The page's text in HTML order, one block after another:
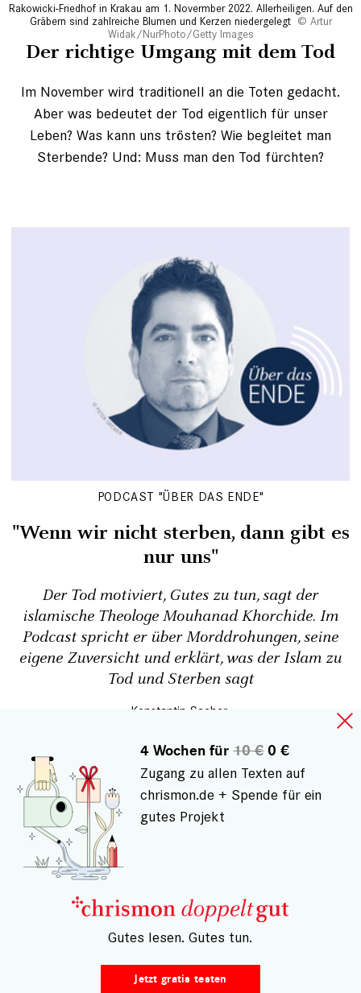
Rakowicki-Friedhof in Krakau am 1. Novermber 2022. Allerheiligen. Auf den
Gräbern sind zahlreiche Blumen und Kerzen niedergelegt
Artur
Widak/NurPhoto/Getty Images
Der richtige Umgang mit dem Tod
Im November wird traditionell an die Toten gedacht.
Aber was bedeutet der Tod eigentlich für unser
Leben? Was kann uns trösten? Wie begleitet man
Sterbende? Und: Muss man den Tod fürchten?
PODCAST "ÜBER DAS ENDE"
"Wenn wir nicht sterben, dann gibt es
nur uns"
Der Tod motiviert, Gutes zu tun, sagt der
islamische Theologe Mouhanad Khorchide. Im
Podcast spricht er über Morddrohungen, seine
eigene Zuversicht und erklärt, was der Islam zu
Tod und Sterben sagt
Konstantin Sacher
Die Kommentarfunktion ist nur noch für
registrierte Nutzer verfügbar. Um einen
Leserkommentar schreiben zu können,
leserpost@chrismon.deoder diskutieren Sie
4 Wochen für10 €0 €
Zugang zu allen Texten auf
chrismon.de + Spende für ein
gutes Projekt
– Gutes lesen. Gutes tun.
Jetzt gratis testen